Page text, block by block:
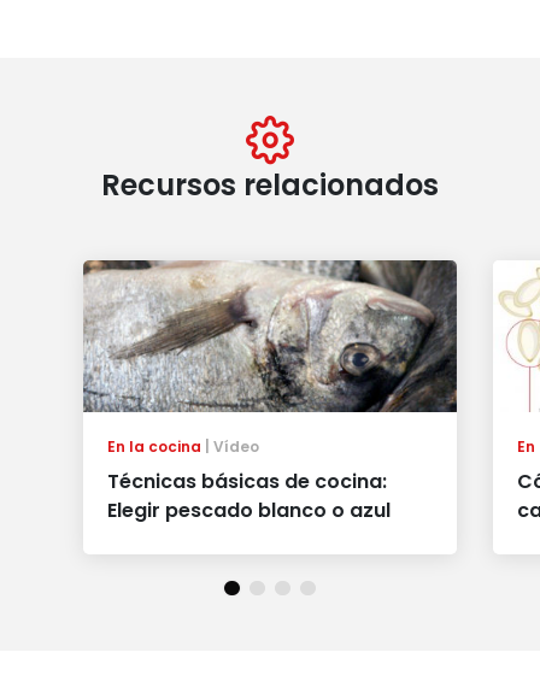
Recursos relacionados
En la cocina Vídeo
Técnicas básicas de cocina:
Elegir pescado blanco o azul